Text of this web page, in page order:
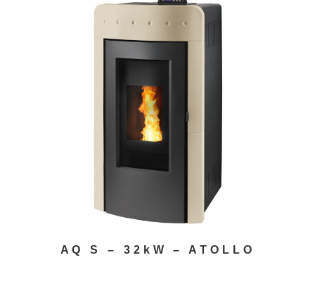
AQ S – 32kW – ATOLLO